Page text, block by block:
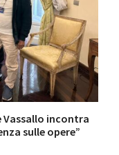
Vassallo incontra
sulle opere”